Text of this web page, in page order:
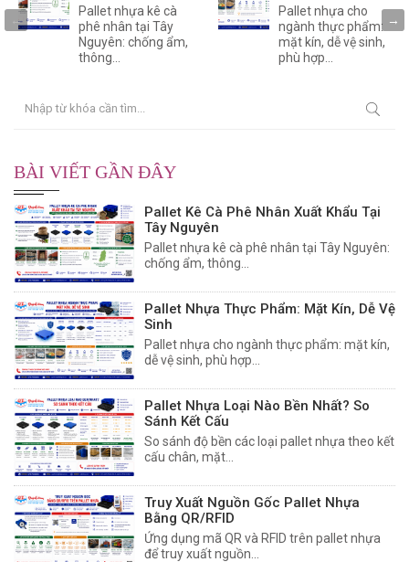
Pallet nhựa kê cà
phê nhân tại Tây
Nguyên: chống ẩm,
thông...
Pallet nhựa cho
ngành thực phẩm:
mặt kín, dễ vệ sinh,
phù hợp...
BÀI VIẾT GẦN ĐÂY
Pallet Kê Cà Phê Nhân Xuất Khẩu Tại
Tây Nguyên
Pallet nhựa kê cà phê nhân tại Tây Nguyên:
chống ẩm, thông...
Pallet Nhựa Thực Phẩm: Mặt Kín, Dễ Vệ
Sinh
Pallet nhựa cho ngành thực phẩm: mặt kín,
dễ vệ sinh, phù hợp...
Pallet Nhựa Loại Nào Bền Nhất? So
Sánh Kết Cấu
So sánh độ bền các loại pallet nhựa theo kết
cấu chân, mặt...
Truy Xuất Nguồn Gốc Pallet Nhựa
Bằng QR/RFID
Ứng dụng mã QR và RFID trên pallet nhựa
để truy xuất nguồn...